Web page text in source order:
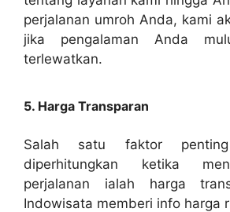
perjalanan umroh Anda, kami
jika pengalaman Anda
terlewatkan.
5. Harga Transparan
Salah satu faktor
diperhitungkan ketika
perjalanan ialah harga
Indowisata memberi info harga